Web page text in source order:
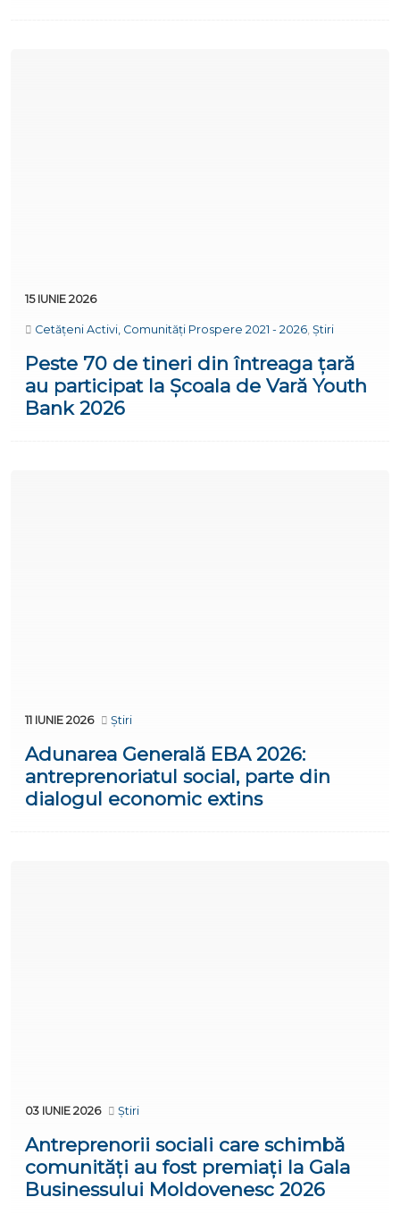
15 IUNIE 2026
Cetățeni Activi, Comunități Prospere 2021 - 2026, Știri
Peste 70 de tineri din întreaga țară
au participat la Școala de Vară Youth
Bank 2026
11 IUNIE 2026 Știri
Adunarea Generală EBA 2026:
antreprenoriatul social, parte din
dialogul economic extins
03 IUNIE 2026 Știri
Antreprenorii sociali care schimbă
comunități au fost premiați la Gala
Businessului Moldovenesc 2026